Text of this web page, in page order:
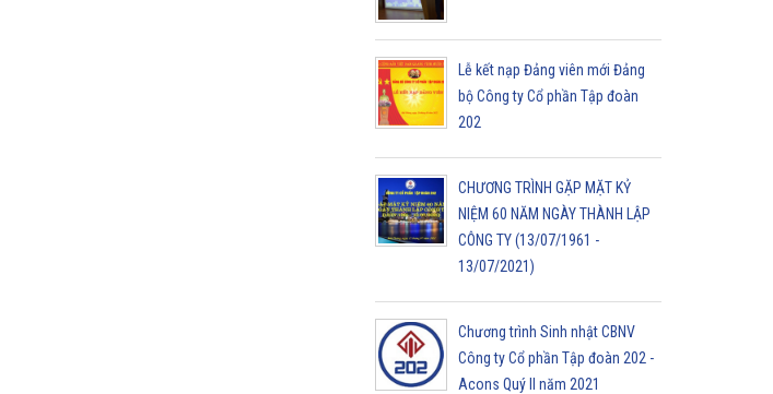
Lễ kết nạp Đảng viên mới Đảng
bộ Công ty Cổ phần Tập đoàn
202
CHƯƠNG TRÌNH GẶP MẶT KỶ
NIỆM 60 NĂM NGÀY THÀNH LẬP
CÔNG TY (13/07/1961 -
13/07/2021)
Chương trình Sinh nhật CBNV
Công ty Cổ phần Tập đoàn 202 -
Acons Quý II năm 2021